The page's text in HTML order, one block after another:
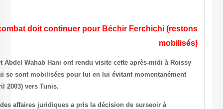
Après le répit du samedi le combat doit continuer
Béchir Ferchichi, à qui Mondher Sfar et Abdel Wahab Hani ont
CDG, remercie toutes les personnes qui se sont mobilisées pour lui
son embarquement (aujourd’hui 26 avril 2003) vers Tunis.
La direction des Libertés publiques et des affaires juridiques a pris